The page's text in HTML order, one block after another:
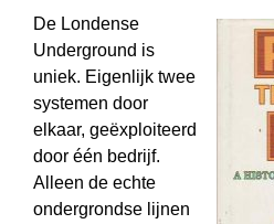
De Londense
Underground is
uniek. Eigenlijk twee
systemen door
elkaar, geëxploiteerd
door één bedrijf.
Alleen de echte
ondergrondse lijnen